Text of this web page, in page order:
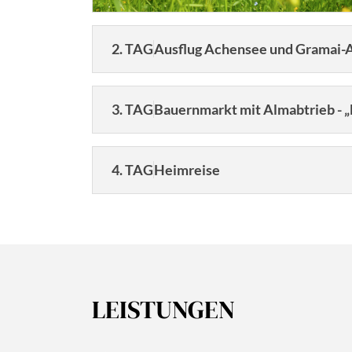
2. TAGAusflug Achensee und
3. TAGBauernmarkt mit Almabtrieb -
© Ralph Hoppe - www.FooTToo.de
4. TAGHeimreise
LEISTUNGEN